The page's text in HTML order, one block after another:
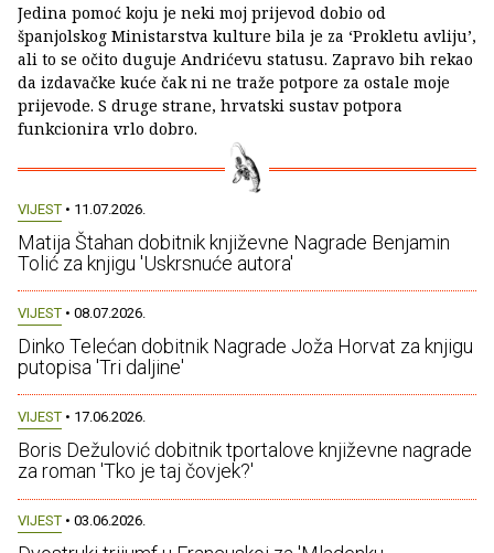
Jedina pomoć koju je neki moj prijevod dobio od
španjolskog Ministarstva kulture bila je za ‘Prokletu avliju’,
ali to se očito duguje Andrićevu statusu. Zapravo bih rekao
da izdavačke kuće čak ni ne traže potpore za ostale moje
prijevode. S druge strane, hrvatski sustav potpora
funkcionira vrlo dobro.
VIJEST • 11.07.2026.
Matija Štahan dobitnik književne Nagrade Benjamin
Tolić za knjigu 'Uskrsnuće autora'
VIJEST • 08.07.2026.
Dinko Telećan dobitnik Nagrade Joža Horvat za knjigu
putopisa 'Tri daljine'
VIJEST • 17.06.2026.
Boris Dežulović dobitnik tportalove književne nagrade
za roman 'Tko je taj čovjek?'
VIJEST • 03.06.2026.